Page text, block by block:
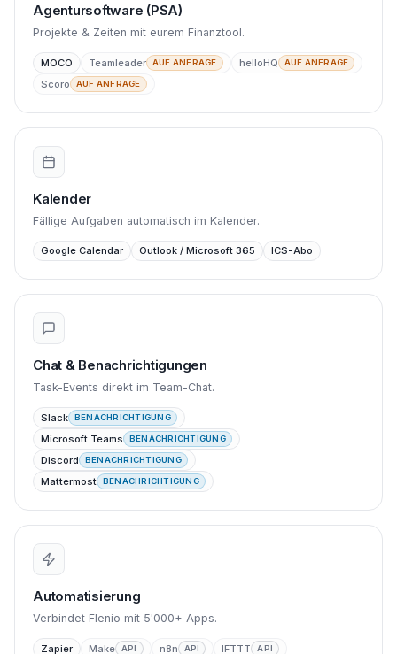
Agentursoftware (PSA)
Projekte & Zeiten mit eurem Finanztool.
MOCO Teamleader AUF ANFRAGE helloHQ AUF ANFRAGE
Scoro AUF ANFRAGE
Kalender
Fällige Aufgaben automatisch im Kalender.
Google Calendar Outlook / Microsoft 365 ICS-Abo
Chat & Benachrichtigungen
Task-Events direkt im Team-Chat.
Slack BENACHRICHTIGUNG
Microsoft Teams BENACHRICHTIGUNG
Discord BENACHRICHTIGUNG
Mattermost BENACHRICHTIGUNG
Automatisierung
Verbindet Flenio mit 5'000+ Apps.
Zapier Make API n8n API IFTTT API